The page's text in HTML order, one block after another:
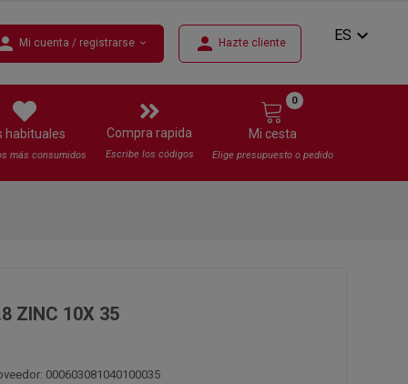
Mi cuenta / registrarse expand_more person Hazte cliente ES expand_more
habituales
más consumidos
Compra rapida
Escribe los códigos
Mi cesta
0
Elige presupuesto o pedido
ZINC 10X 35
000603081040100035